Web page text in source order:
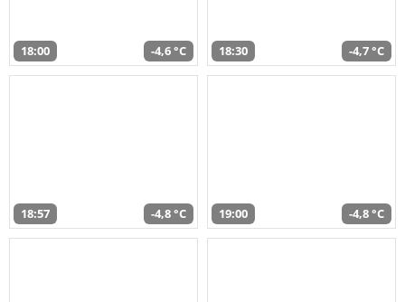
18:00 -4,6 °C 18:30 -4,7 °C
18:57 -4,8 °C 19:00 -4,8 °C